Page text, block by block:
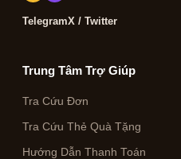
TelegramX / Twitter
Trung Tâm Trợ Giúp
Tra Cứu Đơn
Tra Cứu Thẻ Quà Tặng
Hướng Dẫn Thanh Toán